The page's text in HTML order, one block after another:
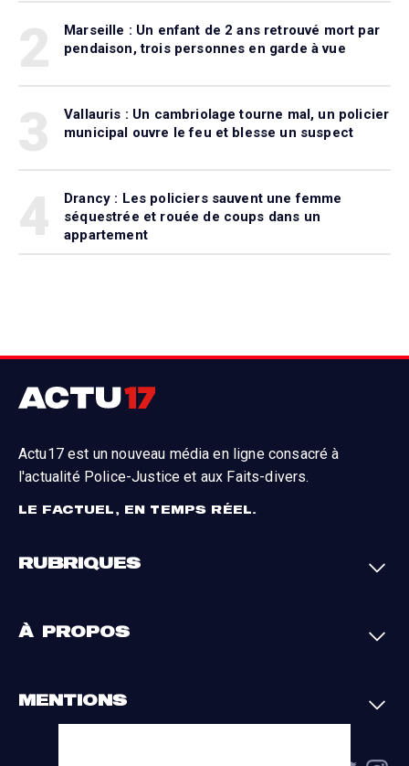
Marseille : Un enfant de 2 ans retrouvé mort par
pendaison, trois personnes en garde à vue
Vallauris : Un cambriolage tourne mal, un policier
municipal ouvre le feu et blesse un suspect
Drancy : Les policiers sauvent une femme
séquestrée et rouée de coups dans un
appartement
Actu17 est un nouveau média en ligne consacré à
l'actualité Police-Justice et aux Faits-divers.
LE FACTUEL, EN TEMPS RÉEL.
RUBRIQUES
Justice
Par région
À PROPOS
L'appli Actu17
MENTIONS